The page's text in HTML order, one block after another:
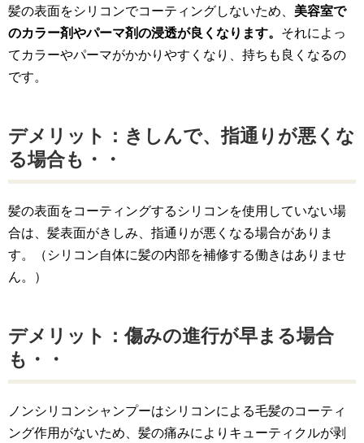
髪の表面をシリコンでコーティングしないため、 美容室で
のカラー剤やパーマ剤の浸透が良くなります。 それによっ
てカラーやパーマがかかりやすくなり、持ちも良くなるの
です。
デメリット：きしんで、指通りが悪くな
る場合も・・
髪の表面をコーティングするシリコンを使用していない場
合は、髪表面がきしみ、指通りが悪くなる場合がありま
す。（シリコン自体に髪の内部を補修する働きはありませ
ん。）
デメリット：傷みの進行が早まる場合
も・・
ノンシリコンシャンプーはシリコンによる毛髪のコーティ
ング作用がないため、髪の痛みによりキューティクルが剥